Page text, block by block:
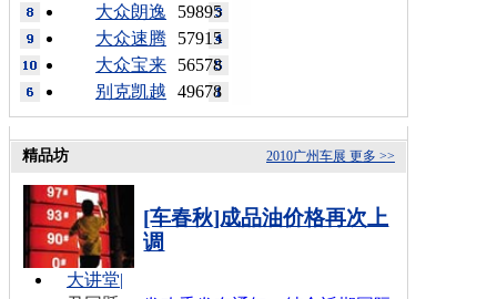
59895
大众朗逸
57915
大众速腾
56578
大众宝来
49678
别克凯越
更多 >>
2010广州车展
精品坊
[车春秋]成品油价格再次上
调
大讲堂|